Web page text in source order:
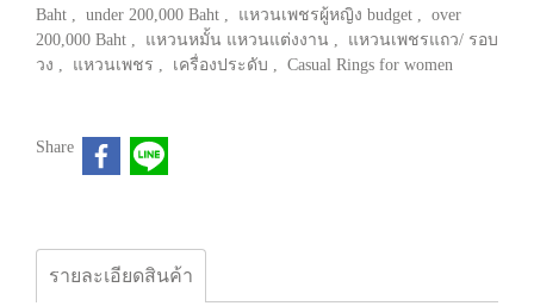
Baht , under 200,000 Baht , แหวนเพชรผู้หญิง budget , over
200,000 Baht , แหวนหมั้น แหวนแต่งงาน ,
แหวนเพชรแถว/ รอบ
วง , แหวนเพชร , เครื่องประดับ , Casual Rings for women
Share
รายละเอียดสินค้า